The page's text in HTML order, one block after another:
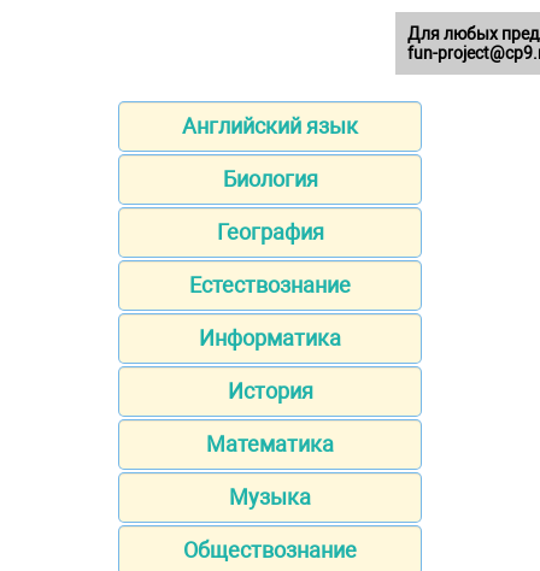
Английский язык
Биология
География
Естествознание
Информатика
История
Математика
Музыка
Обществознание
Для любых
fun-